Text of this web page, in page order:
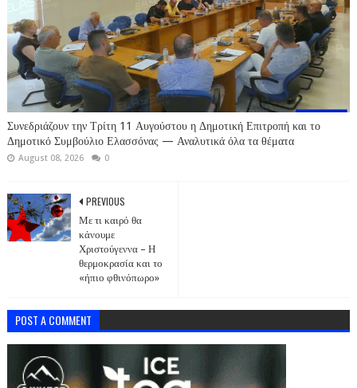
Συνεδριάζουν την Τρίτη 11 Αυγούστου η Δημοτική Επιτροπή και το
Δημοτικό Συμβούλιο Ελασσόνας — Αναλυτικά όλα τα θέματα
August 08, 2026 0
PREVIOUS
Με τι καιρό θα
κάνουμε
Χριστούγεννα – Η
θερμοκρασία και το
«ήπιο φθινόπωρο»
POST A COMMENT